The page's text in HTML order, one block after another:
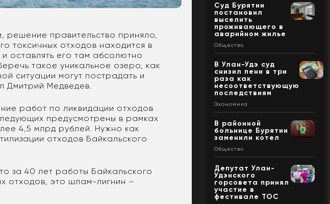
решение правительство приняло,
токсичных отходов находится в
оставлять его там абсолютно
такое уникальное озеро, как
ситуации могут пострадать и
Дмитрий Медведев.
работ по ликвидации отходов
предусмотрены в рамках
4,5 млрд рублей. Нужно как
отходов Байкальского
за 40 лет работы Байкальского
отходов, это шлам-лигнин –
Суд Бурятии
постановил
выселить
проживающего в
аварийном жилье
Общество
В Улан-Удэ суд
снизил пени в три
раза как
несоответствующую
последствиям
Экономика
В районной
больнице Бурятии
заменили котел
Общество
Депутат Улан-
Удэнского
горсовета принял
участие в
фестивале ТОС